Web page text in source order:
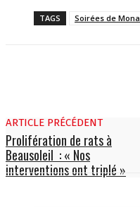
TAGS Soirées de
ARTICLE PRÉCÉDENT
Prolifération de rats à
Beausoleil : « Nos
interventions ont triplé »